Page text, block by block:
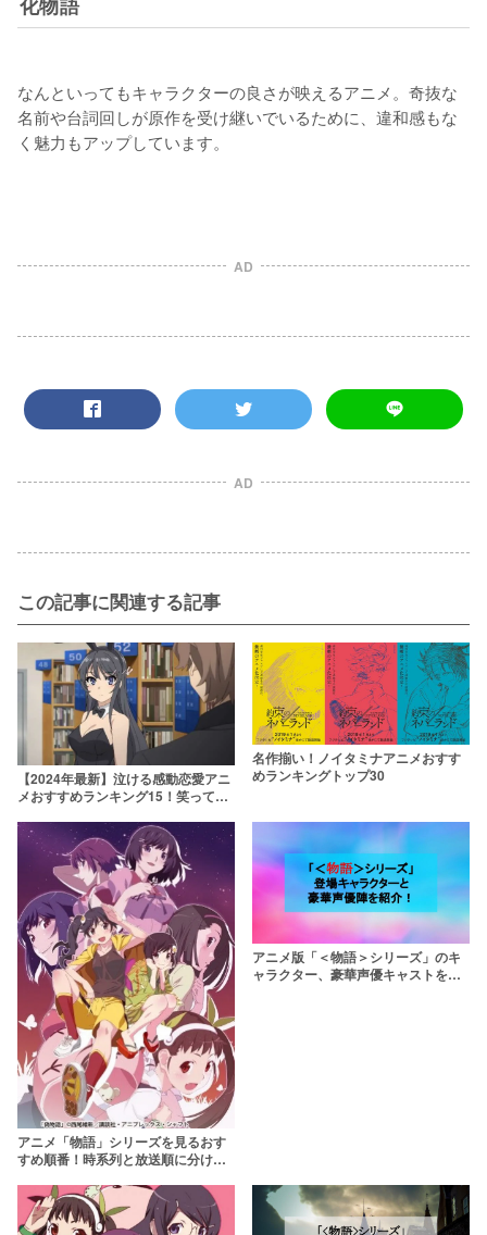
なんといってもキャラクターの良さが映えるアニメ。奇抜な
名前や台詞回しが原作を受け継いでいるために、違和感もな
く魅力もアップしています。
AD
AD
この記事に関連する記事
【2024年最新】泣ける感動恋愛アニ
メおすすめランキング15！笑って泣
名作揃い！ノイタミナアニメおすす
めランキングトップ30
アニメ「物語」シリーズを見るおす
すめ順番！時系列と放送順に分けて
アニメ版「＜物語＞シリーズ」のキ
ャラクター、豪華声優キャストを一